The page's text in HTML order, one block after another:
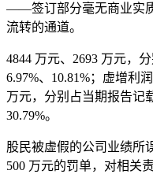
——签订部分毫无商业实
流转的通道。
4844 万元、2693 万元，
6.97%、10.81%；虚增利
万元，分别占当期报告记
30.79%。
股民被虚假的公司业绩所
500 万元的罚单，对相关